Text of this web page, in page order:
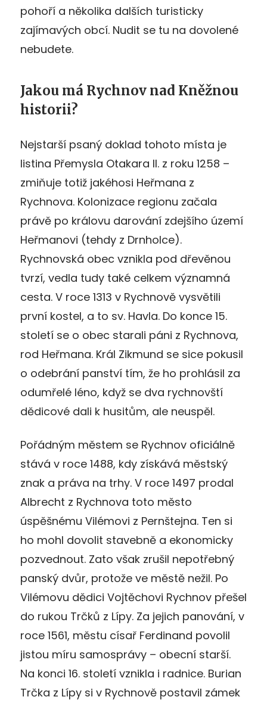
pohoří a několika dalších turisticky
zajímavých obcí. Nudit se tu na dovolené
nebudete.
Jakou má Rychnov nad Kněžnou
historii?
Nejstarší psaný doklad tohoto místa je
listina Přemysla Otakara II. z roku 1258 –
zmiňuje totiž jakéhosi Heřmana z
Rychnova. Kolonizace regionu začala
právě po královu darování zdejšího území
Heřmanovi (tehdy z Drnholce).
Rychnovská obec vznikla pod dřevěnou
tvrzí, vedla tudy také celkem významná
cesta. V roce 1313 v Rychnově vysvětili
první kostel, a to sv. Havla. Do konce 15.
století se o obec starali páni z Rychnova,
rod Heřmana. Král Zikmund se sice pokusil
o odebrání panství tím, že ho prohlásil za
odumřelé léno, když se dva rychnovští
dědicové dali k husitům, ale neuspěl.
Pořádným městem se Rychnov oficiálně
stává v roce 1488, kdy získává městský
znak a práva na trhy. V roce 1497 prodal
Albrecht z Rychnova toto město
úspěšnému Vilémovi z Pernštejna. Ten si
ho mohl dovolit stavebně a ekonomicky
pozvednout. Zato však zrušil nepotřebný
panský dvůr, protože ve městě nežil. Po
Vilémovu dědici Vojtěchovi Rychnov přešel
do rukou Trčků z Lípy. Za jejich panování, v
roce 1561, městu císař Ferdinand povolil
jistou míru samosprávy – obecní starší.
Na konci 16. století vznikla i radnice. Burian
Trčka z Lípy si v Rychnově postavil zámek